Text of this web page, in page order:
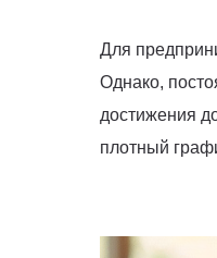
Для
Однако,
достижения
плотный